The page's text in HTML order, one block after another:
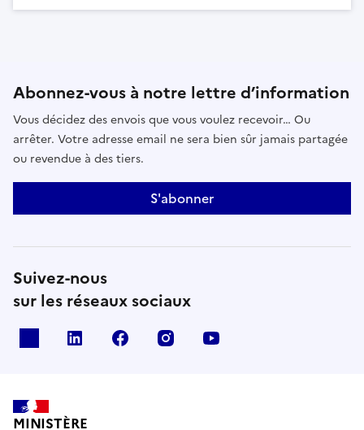
Abonnez-vous à notre lettre d’information
Vous décidez des envois que vous voulez recevoir… Ou
arrêter. Votre adresse email ne sera bien sûr jamais partagée
ou revendue à des tiers.
S'abonner
Suivez-nous
sur les réseaux sociaux
linkedin facebook instagram
MINISTÈRE